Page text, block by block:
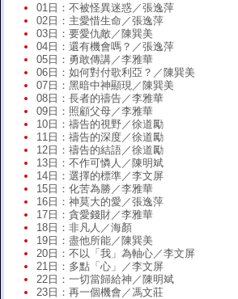
01日：不被怪異迷惑／張逸萍
02日：主愛惜生命／張逸萍
03日：要愛仇敵／陳巽美
04日：還有機會嗎？／張逸萍
05日：勇敢傳講／李雅華
06日：如何對付歌利亞？／陳巽美
07日：黑暗中神顯現／陳巽美
08日：長者的禱告／李雅華
09日：照顧父母／李雅華
10日：禱告的視野／徐道勵
11日：禱告的深度／徐道勵
12日：禱告的結語／徐道勵
13日：不作可憐人／陳明斌
14日：選擇的標準／李文屏
15日：化苦為勝／李雅華
16日：神莫大的愛／張逸萍
17日：貪愛錢財／李雅華
18日：非凡人／海顏
19日：盡他所能／陳巽美
20日：不以「我」為軸心／李文屏
21日：多點「心」／李文屏
22日：一切當歸給神／陳明斌
23日：再一個機會／馮文莊